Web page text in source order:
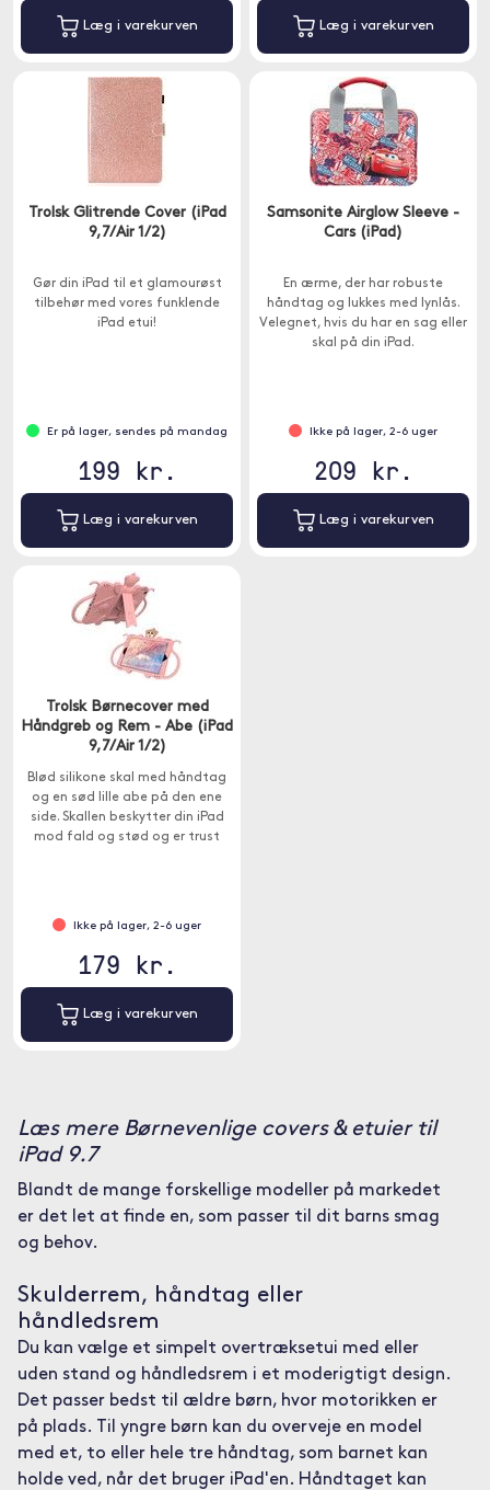
Læg i varekurven Læg i varekurven
Trolsk Glitrende Cover (iPad
9,7/Air 1/2)
Gør din iPad til et glamourøst
tilbehør med vores funklende
iPad etui!
Er på lager, sendes på mandag
199 kr.
Læg i varekurven
Samsonite Airglow Sleeve -
Cars (iPad)
En ærme, der har robuste
håndtag og lukkes med lynlås.
Velegnet, hvis du har en sag eller
skal på din iPad.
Ikke på lager, 2-6 uger
209 kr.
Læg i varekurven
Trolsk Børnecover med
Håndgreb og Rem - Abe (iPad
9,7/Air 1/2)
Blød silikone skal med håndtag
og en sød lille abe på den ene
side. Skallen beskytter din iPad
mod fald og stød og er trust
Ikke på lager, 2-6 uger
179 kr.
Læg i varekurven
Læs mere Børnevenlige covers & etuier til
iPad 9.7
Blandt de mange forskellige modeller på markedet
er det let at finde en, som passer til dit barns smag
og behov.
Skulderrem, håndtag eller
håndledsrem
Du kan vælge et simpelt overtræksetui med eller
uden stand og håndledsrem i et moderigtigt design.
Det passer bedst til ældre børn, hvor motorikken er
på plads. Til yngre børn kan du overveje en model
med et, to eller hele tre håndtag, som barnet kan
holde ved, når det bruger iPad'en. Håndtaget kan